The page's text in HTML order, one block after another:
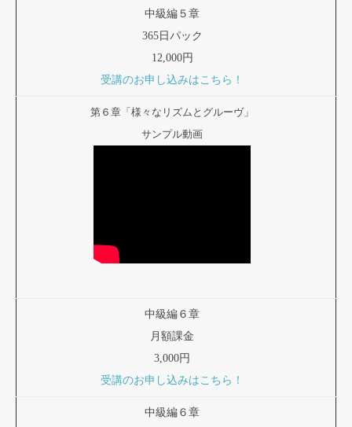
中級編５章
365日パック
12,000円
受講のお申し込みはこちら！
第６章「様々なリズムとグルーヴ」
サンプル動画
中級編６章
月額課金
3,000円
受講のお申し込みはこちら！
中級編６章